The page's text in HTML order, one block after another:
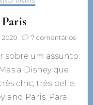
7 comentáriosem
Paris
sobre um assunto
a Disney que
chic, très belle,
Paris. Para